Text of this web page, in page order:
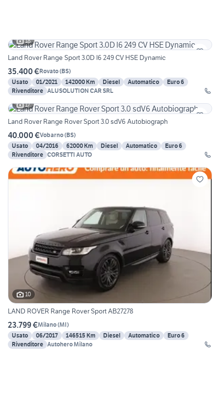
18
Land Rover Range Sport 3.0D l6 249 CV HSE Dynamic
35.400 €Rovato(BS)
Usato
01/2021 142000 Km Diesel Automatico
Euro 6
Rivenditore ALUSOLUTION CAR SRL
17
Land Rover Range Rover Sport 3.0 sdV6 Autobiograph
40.000 €Vobarno(BS)
Usato
04/2016 62000 Km Diesel Automatico
Euro 6
Rivenditore CORSETTI AUTO
10
LAND ROVER Range Rover Sport AB27278
23.799 €Milano(MI)
Usato
06/2017 146515 Km Diesel Automatico
Euro 6
Rivenditore Autohero Milano